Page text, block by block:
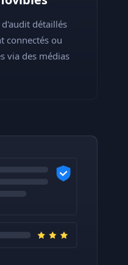
détaillés
connectés ou
via des médias